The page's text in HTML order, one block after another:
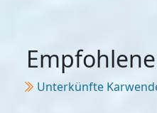
Unterkünfte